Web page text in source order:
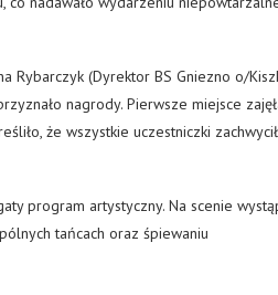
Rybarczyk (Dyrektor BS Gniezno o/
nagrody. Pierwsze miejsce
że wszystkie uczestniczki
program artystyczny. Na scenie
tańcach oraz śpiewaniu